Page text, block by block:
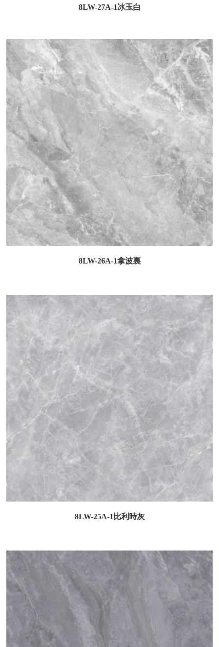
8LW-27A-1冰玉白
8LW-26A-1拿波裏
8LW-25A-1比利時灰